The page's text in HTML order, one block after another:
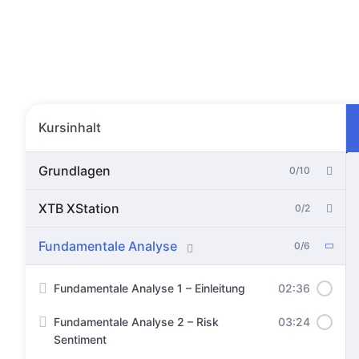
Dashboard
Kursinhalt
Grundlagen 0/10
XTB XStation 0/2
Fundamentale Analyse 0/6
Fundamentale Analyse 1 – Einleitung 02:36
Fundamentale Analyse 2 – Risk
Sentiment
03:24